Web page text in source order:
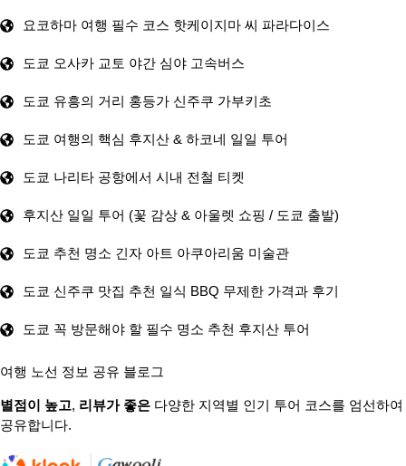
요코하마 여행 필수 코스 핫케이지마 씨 파라다이스
도쿄 오사카 교토 야간 심야 고속버스
도쿄 유흥의 거리 홍등가 신주쿠 가부키초
도쿄 여행의 핵심 후지산 & 하코네 일일 투어
도쿄 나리타 공항에서 시내 전철 티켓
후지산 일일 투어 (꽃 감상 & 아울렛 쇼핑 / 도쿄 출발)
도쿄 추천 명소 긴자 아트 아쿠아리움 미술관
도쿄 신주쿠 맛집 추천 일식 BBQ 무제한 가격과 후기
도쿄 꼭 방문해야 할 필수 명소 추천 후지산 투어
여행 노선 정보 공유 블로그
별점이 높고, 리뷰가 좋은 다양한 지역별 인기 투어 코스를 엄선하여
공유합니다.